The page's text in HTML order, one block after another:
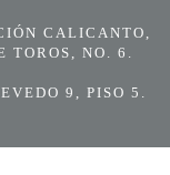
CALICANTO,
TOROS, NO. 6.
9, PISO 5.